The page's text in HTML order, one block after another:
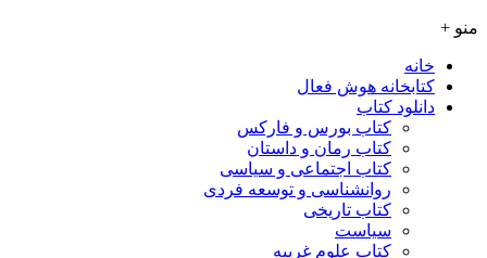
منو +
خانه
کتابخانه هوش فعال
دانلود کتاب
کتاب بورس و فارکس
کتاب رمان و داستان
کتاب اجتماعی و سیاسی
روانشناسی و توسعه فردی
کتاب تاریخی
سیاست
کتاب علوم غریبه